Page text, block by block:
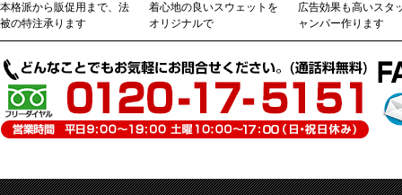
本格派から販促用まで、法
被の特注承ります
着心地の良いスウェットを
オリジナルで
広告効果も高いスタ
ャンパー作ります